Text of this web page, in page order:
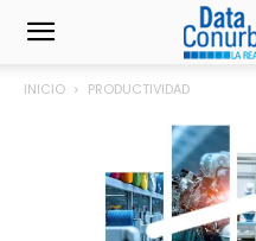
INICIO PRODUCTIVIDAD